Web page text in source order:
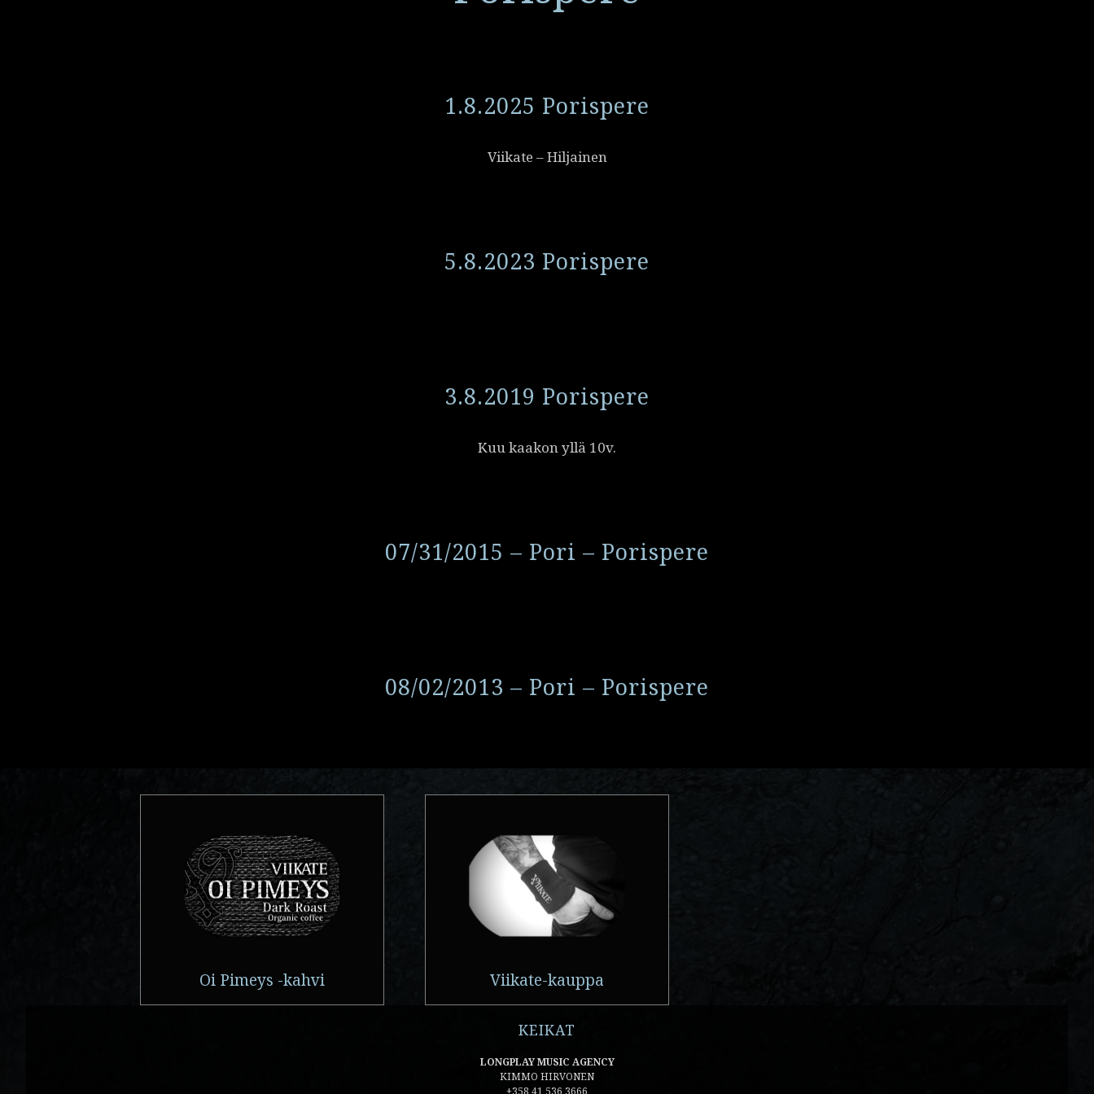
1.8.2025 Porispere
Viikate – Hiljainen
5.8.2023 Porispere
3.8.2019 Porispere
Kuu kaakon yllä 10v.
07/31/2015 – Pori – Porispere
08/02/2013 – Pori – Porispere
Oi Pimeys -kahvi Viikate-kauppa
KEIKAT
LONGPLAY MUSIC AGENCY
KIMMO HIRVONEN
+358 41 536 3666